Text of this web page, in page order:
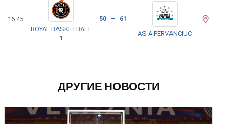
16:45
ROYAL BASKETBALL
1
50 — 61
AS A.PERVANCIUC
ДРУГИЕ НОВОСТИ